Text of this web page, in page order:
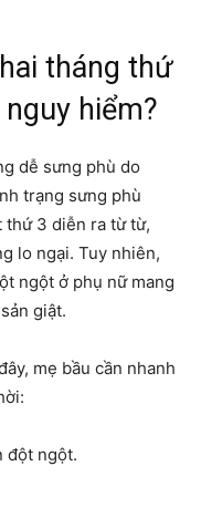
tháng thứ
hiểm?
dễ sưng phù do
trạng sưng phù
thứ 3 diễn ra từ từ,
lo ngại. Tuy nhiên,
ngột ở phụ nữ mang
giật.
mẹ bầu cần nhanh
đột ngột.